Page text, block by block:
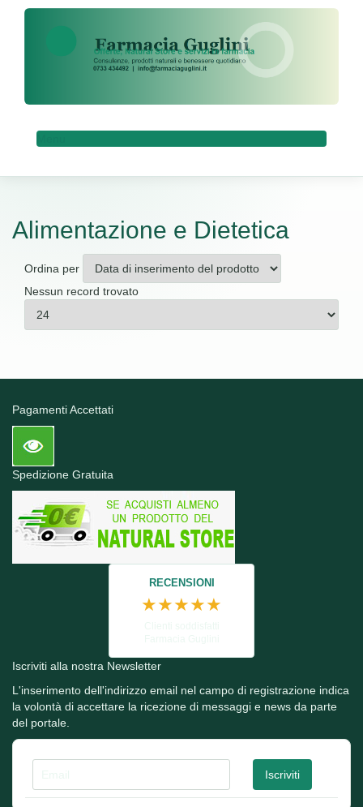
Alimentazione e Dietetica
Ordina per
Nessun record trovato
Pagamenti Accettati
Spedizione Gratuita
RECENSIONI
★★★★★
Iscriviti alla nostra Newsletter
L'inserimento dell'indirizzo email nel campo di registrazione indica
la volontà di accettare la ricezione di messaggi e news da parte
del portale.